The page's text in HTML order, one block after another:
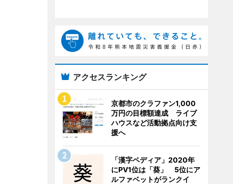
アクセスランキング
京都市のクラファン1,000
万円の目標額達成 ライブ
ハウスなど活動拠点向け支
援へ
「漢字ペディア」2020年
にPV1位は「葵」 5位にア
ルファベットがランクイ